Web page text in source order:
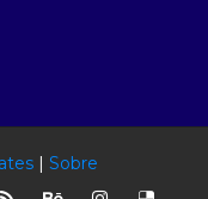
|Sobre